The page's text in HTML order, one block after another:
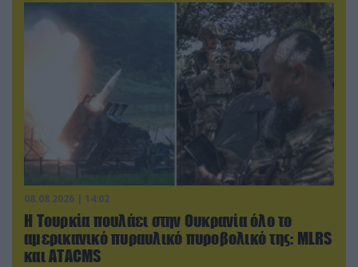
08.08.2026 | 14:02
Η Τουρκία πουλάει στην Ουκρανία όλο το
αμερικανικό πυραυλικό πυροβολικό της: MLRS
και ΑΤΑCMS